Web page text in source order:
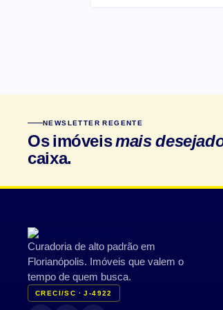
NEWSLETTER REGENTE
Os imóveismais
caixa.
Curadoria de alto padrão em
Florianópolis. Imóveis que valem o
tempo de quem busca.
CRECI/SC · J-4922